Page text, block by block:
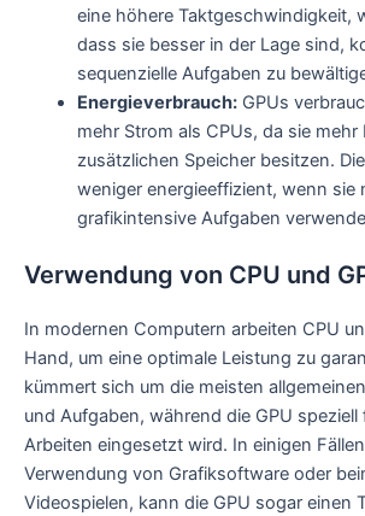
eine höhere Taktgeschwindigkeit,
dass sie besser in der Lage sind,
sequenzielle Aufgaben zu
Energieverbrauch:GPUs
mehr Strom als CPUs, da sie mehr
zusätzlichen Speicher besitzen.
weniger energieeffizient, wenn sie
grafikintensive Aufgaben
Verwendung von CPU und
In modernen Computern arbeiten CPU
Hand, um eine optimale Leistung zu
kümmert sich um die meisten
und Aufgaben, während die GPU
Arbeiten eingesetzt wird. In einigen
Verwendung von Grafiksoftware oder
Videospielen, kann die GPU sogar einen